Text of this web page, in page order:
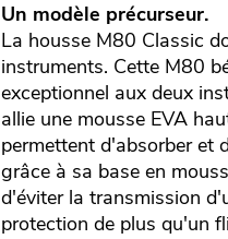
Un modèle précurseur.
La housse M80 Classic
instruments. Cette M80
exceptionnel aux deux
allie une mousse EVA
permettent d'absorber et
grâce à sa base en
d'éviter la transmission
protection de plus qu'un